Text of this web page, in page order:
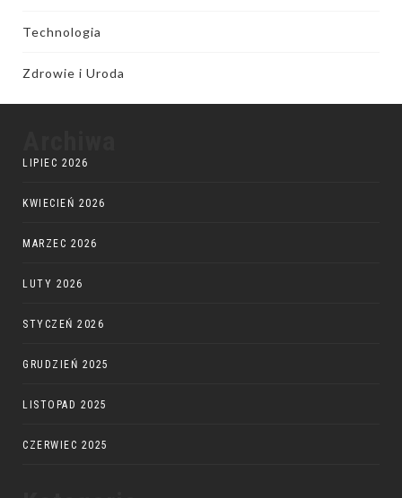
Technologia
Zdrowie i Uroda
LIPIEC 2026
KWIECIEŃ 2026
MARZEC 2026
LUTY 2026
STYCZEŃ 2026
GRUDZIEŃ 2025
LISTOPAD 2025
CZERWIEC 2025